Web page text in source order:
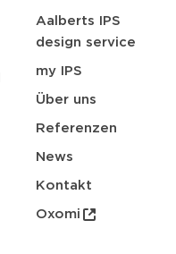
Aalberts IPS
design service
my IPS
Über uns
Referenzen
News
Kontakt
Oxomi